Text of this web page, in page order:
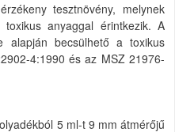
tesztnövény, melynek
anyaggal érintkezik. A
alapján becsülhető a toxikus
4:1990 és az MSZ 21976-
5 ml-t 9 mm átmérőjű